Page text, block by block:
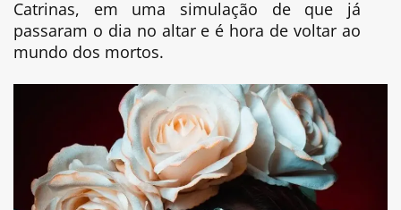
Catrinas, em uma simulação de que já
passaram o dia no altar e é hora de voltar ao
mundo dos mortos.